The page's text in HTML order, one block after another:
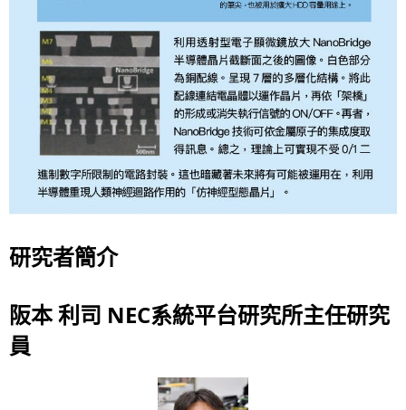
研究者簡介
阪本 利司 NEC系統平台研究所主任研究
員